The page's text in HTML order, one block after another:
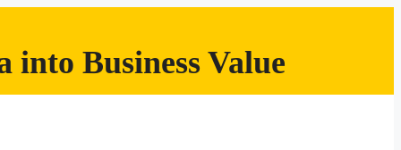
Business Value